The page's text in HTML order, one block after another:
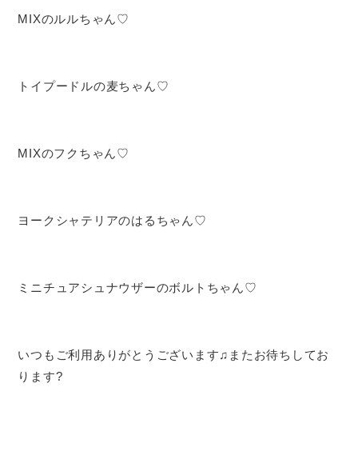
MIXのルルちゃん♡
トイプードルの麦ちゃん♡
MIXのフクちゃん♡
ヨークシャテリアのはるちゃん♡
ミニチュアシュナウザーのボルトちゃん♡
いつもご利用ありがとうございます♫またお待ちしてお
ります?